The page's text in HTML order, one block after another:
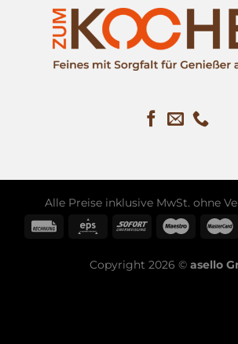
Alle Preise inklusive MwSt. ohne
Copyright 2026 © asello